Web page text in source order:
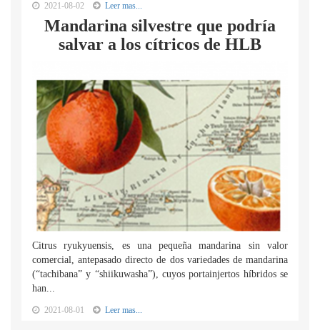
2021-08-02 Leer mas...
Mandarina silvestre que podría
salvar a los cítricos de HLB
Citrus ryukyuensis, es una pequeña mandarina sin valor
comercial, antepasado directo de dos variedades de mandarina
(“tachibana” y “shiikuwasha”), cuyos portainjertos híbridos se
han...
2021-08-01 Leer mas...